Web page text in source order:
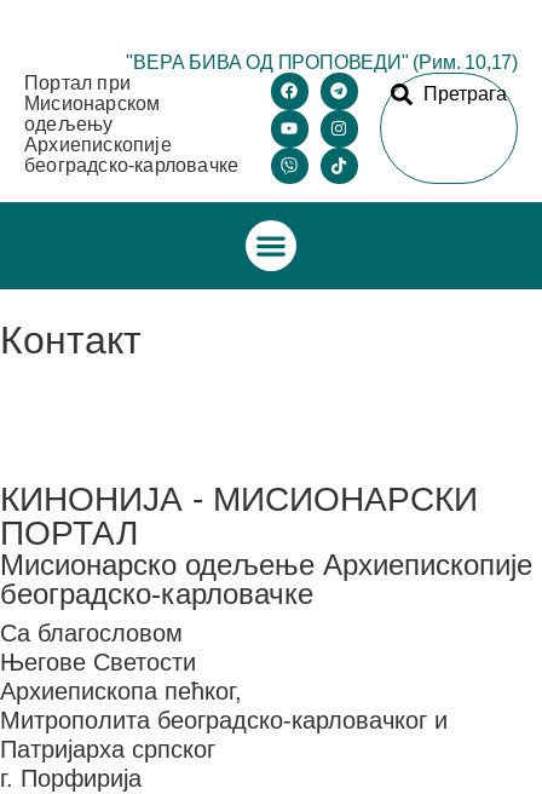
"ВЕРА БИВА ОД ПРОПОВЕДИ" (Рим. 10,17)
Портал при
Мисионарском
одељењу
Архиепископије
београдско-карловачке
Претрага
Контакт
КИНОНИЈА - МИСИОНАРСКИ
ПОРТАЛ
Мисионарско одељење Архиепископије
београдско-карловачке
Са благословом
Његове Светости
Архиепископа пећког,
Митрополита београдско-карловачког и
Патријарха српског
г. Порфирија